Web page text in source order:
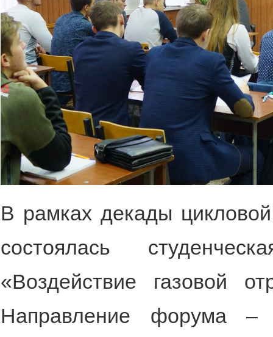
В рамках декады
состоялась
«Воздействие газовой
Направление форума